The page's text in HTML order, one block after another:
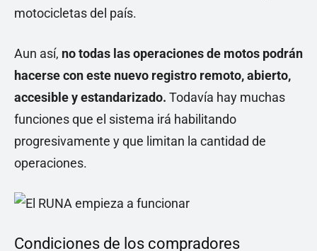
motocicletas del país.
Aun así, no todas las operaciones de motos podrán
hacerse con este nuevo registro remoto, abierto,
accesible y estandarizado. Todavía hay muchas
funciones que el sistema irá habilitando
progresivamente y que limitan la cantidad de
operaciones.
Condiciones de los compradores